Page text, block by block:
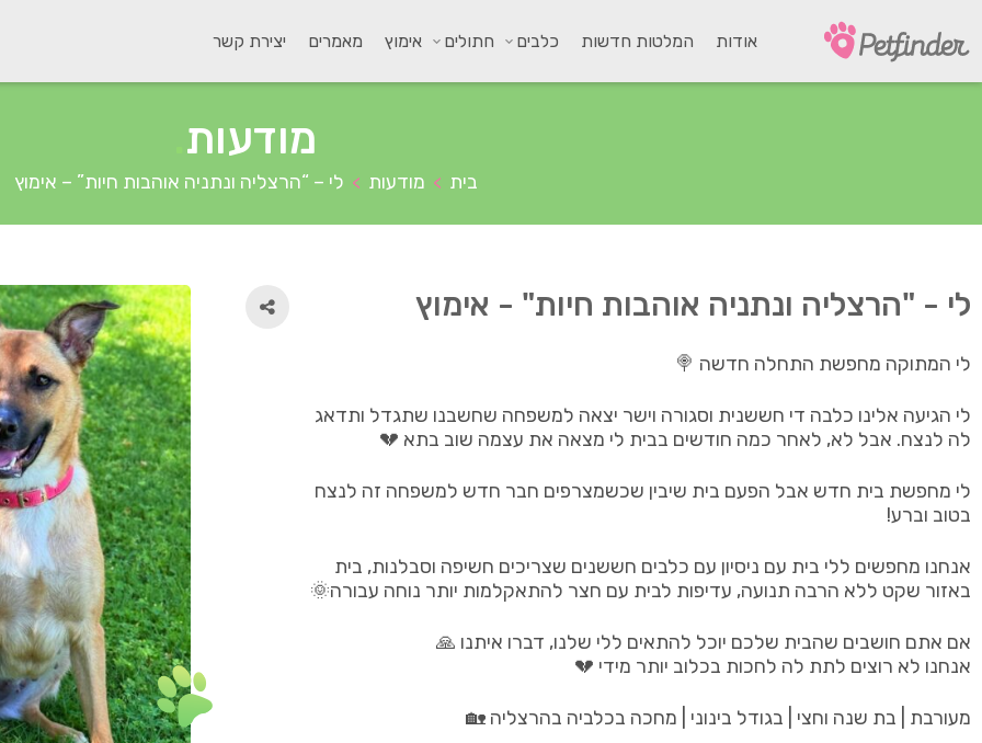
אודות המלטות חדשות כלבים חתולים אימוץ מאמרים יצירת קשר
מודעות
בית > מודעות > לי – “הרצליה ונתניה אוהבות חיות” – אימוץ
לי - "הרצליה ונתניה אוהבות חיות" - אימוץ
לי המתוקה מחפשת התחלה חדשה 🍭
לי הגיעה אלינו כלבה די חששנית וסגורה וישר יצאה למשפחה שחשבנו שתגדל ותדאג
לה לנצח. אבל לא, לאחר כמה חודשים בבית לי מצאה את עצמה שוב בתא 💔
לי מחפשת בית חדש אבל הפעם בית שיבין שכשמצרפים חבר חדש למשפחה זה לנצח
בטוב וברע!
אנחנו מחפשים ללי בית עם ניסיון עם כלבים חששנים שצריכים חשיפה וסבלנות, בית
באזור שקט ללא הרבה תנועה, עדיפות לבית עם חצר להתאקלמות יותר נוחה עבורה🌞
אם אתם חושבים שהבית שלכם יוכל להתאים ללי שלנו, דברו איתנו 🙏
אנחנו לא רוצים לתת לה לחכות בכלוב יותר מידי 💔
מעורבת | בת שנה וחצי | בגודל בינוני | מחכה בכלביה בהרצליה 🏡